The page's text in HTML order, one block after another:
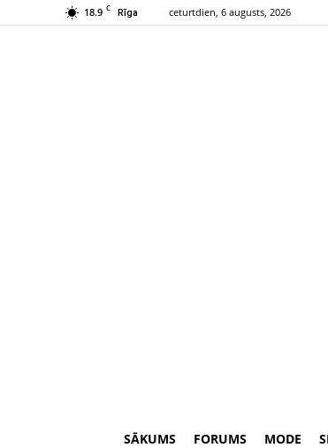
18.9 C Rīga ceturtdien, 6 augusts, 2026
SĀKUMS FORUMS MODE